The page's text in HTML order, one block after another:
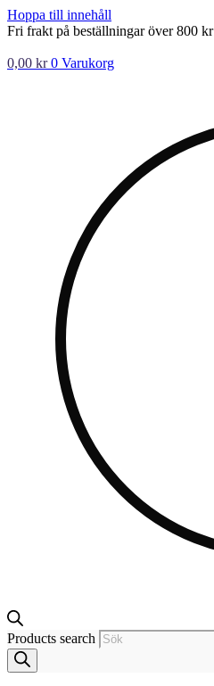
Hoppa till innehåll
Fri frakt på beställningar över 800 kr
0,00 kr 0 Varukorg
Products search